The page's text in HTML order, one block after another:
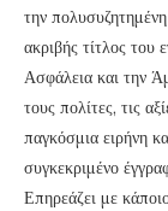
την πολυσυζητημένη
ακριβής τίτλος του
Ασφάλεια και την
τους πολίτες, τις
παγκόσμια ειρήνη
συγκεκριμένο
Επηρεάζει με